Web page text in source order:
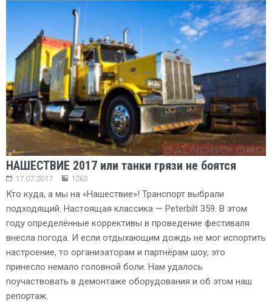
НАШЕСТВИЕ 2017 или танки грязи не боятся
17.07.2017 1263
Кто куда, а мы на «Нашествие»! Транспорт выбрали
подходящий. Настоящая классика — Peterbilt 359. В этом
году определённые коррективы в проведение фестиваля
внесла погода. И если отдыхающим дождь не мог испортить
настроение, то организаторам и партнёрам шоу, это
принесло немало головной боли. Нам удалось
поучаствовать в демонтаже оборудования и об этом наш
репортаж.